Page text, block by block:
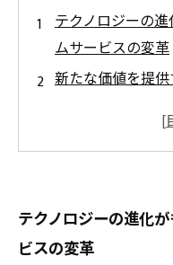
テクノロジーの
ムサービスの変革
新たな価値を提
プラットフォー
ム時代の挑戦
プラットフォーム
テクノロジーの進化
ビスの変革